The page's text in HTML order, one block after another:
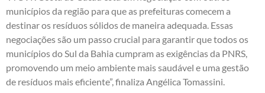
municípios da região para que as prefeituras comecem a
destinar os resíduos sólidos de maneira adequada. Essas
negociações são um passo crucial para garantir que todos os
municípios do Sul da Bahia cumpram as exigências da PNRS,
promovendo um meio ambiente mais saudável e uma gestão
de resíduos mais eficiente”, finaliza Angélica Tomassini.